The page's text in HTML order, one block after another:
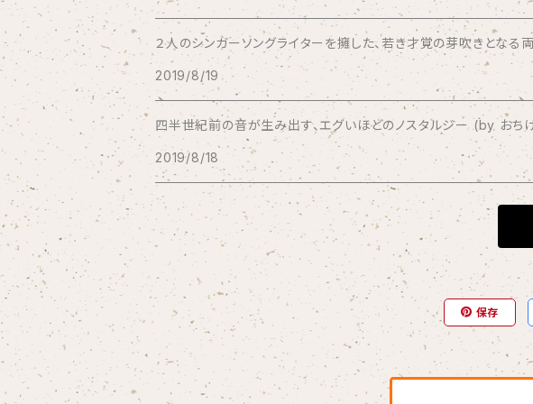
BBBBBBB
The BEG
The Beths
THE BLACK SHANSONS
BLONDnewHALF
Blondy
BOAR HUNTER
２人のシンガーソングライターを擁した、若き才覚の芽吹きとな
2019/8/19
四半世紀前の音が生み出す、エグいほどのノスタルジー (by おち
2019/8/18
保存